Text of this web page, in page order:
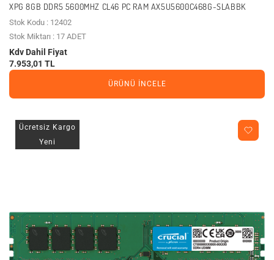
XPG 8GB DDR5 5600MHZ CL46 PC RAM AX5U5600C468G-SLABBK
Stok Kodu : 12402
Stok Miktarı : 17 ADET
Kdv Dahil Fiyat
7.953,01 TL
ÜRÜNÜ İNCELE
Ücretsiz Kargo
Yeni